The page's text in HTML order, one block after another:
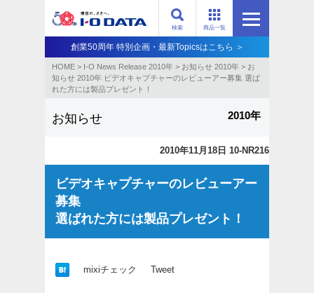
商品一覧
検索
創業50周年 特別企画・最新Topicsはこちら ＞
HOME > I-O News Release 2010年 > お知らせ 2010年 > お
知らせ 2010年 ビデオキャプチャーのレビューアー募集 選ば
れた方には製品プレゼント！
お知らせ 2010年
2010年11月18日 10-NR216
ビデオキャプチャーのレビューアー
募集
選ばれた方には製品プレゼント！
mixiチェック Tweet